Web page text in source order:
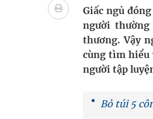
Pháp luật – Sức
Ngày hoạt động đầu
Quảng Trị: Phát huy
Giấc ngủ
người thường
thương. Vậy
cùng tìm hiểu
người tập
Bỏ túi 5